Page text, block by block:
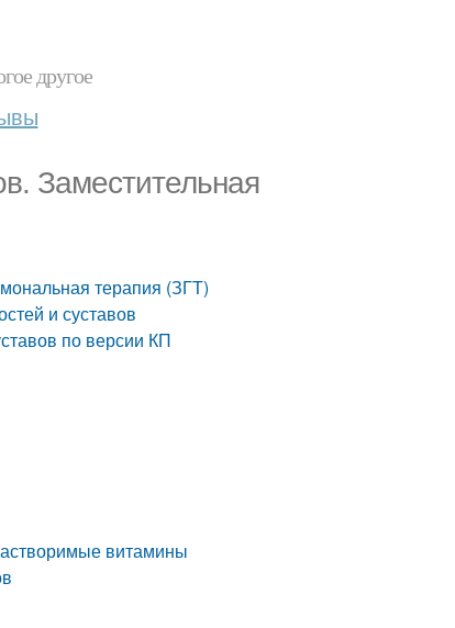
другое
Заместительная
терапия (ЗГТ)
и суставов
по версии КП
витамины